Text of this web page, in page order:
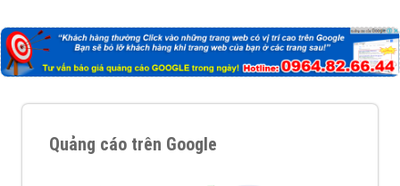
Quảng cáo trên Google